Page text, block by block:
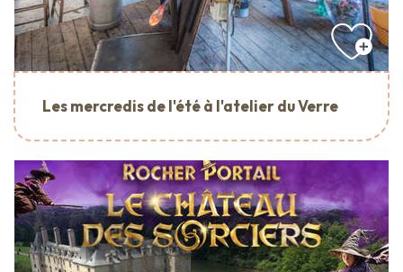
Les mercredis de l'été à l'atelier du Verre